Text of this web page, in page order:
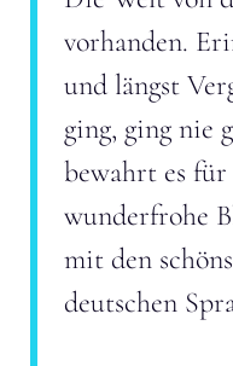
vorhanden.
und längst
ging, ging nie
bewahrt es
wunderfrohe
mit den
deutschen